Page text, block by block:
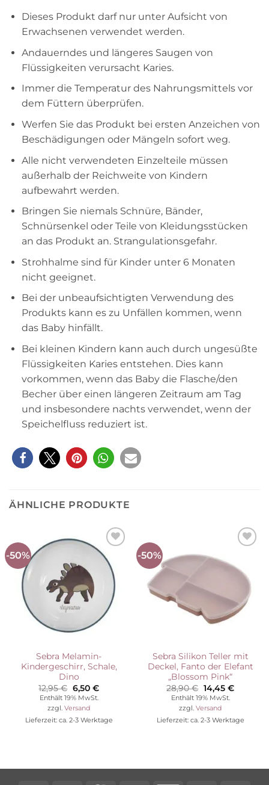
Dieses Produkt darf nur unter Aufsicht von
Erwachsenen verwendet werden.
Andauerndes und längeres Saugen von
Flüssigkeiten verursacht Karies.
Immer die Temperatur des Nahrungsmittels vor
dem Füttern überprüfen.
Werfen Sie das Produkt bei ersten Anzeichen von
Beschädigungen oder Mängeln sofort weg.
Alle nicht verwendeten Einzelteile müssen
außerhalb der Reichweite von Kindern
aufbewahrt werden.
Bringen Sie niemals Schnüre, Bänder,
Schnürsenkel oder Teile von Kleidungsstücken
an das Produkt an. Strangulationsgefahr.
Strohhalme sind für Kinder unter 6 Monaten
nicht geeignet.
Bei der unbeaufsichtigten Verwendung des
Produkts kann es zu Unfällen kommen, wenn
das Baby hinfällt.
Bei kleinen Kindern kann auch durch ungesüßte
Flüssigkeiten Karies entstehen. Dies kann
vorkommen, wenn das Baby die Flasche/den
Becher über einen längeren Zeitraum am Tag
und insbesondere nachts verwendet, wenn der
Speichelfluss reduziert ist.
ÄHNLICHE PRODUKTE
-50%
Auf die
Wunschliste
Sebra Melamin-
Kindergeschirr, Schale,
Dino
12,95€ Ursprünglicher
Preis
war:
12,95 €
6,50 €Aktueller
ist:
Enthält 19% MwSt.
zzgl. Versand
Lieferzeit: ca. 2-3 Werktage
-50%
Wunschliste
Sebra Silikon Teller mit
Deckel, Fanto der Elefant
„Blossom Pink“
28,90€ Ursprünglicher
Preis
war:
28,90 €
14,45 €
Enthält 19% MwSt.
zzgl. Versand
Lieferzeit: ca. 2-3 Werktage